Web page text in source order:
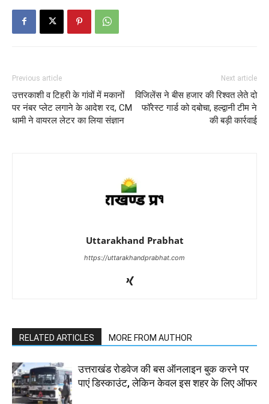
Previous article
उत्तरकाशी व टिहरी के गांवों में मकानों
पर नंबर प्लेट लगाने के आदेश रद, CM
धामी ने वायरल लेटर का लिया संज्ञान
Next article
विजिलेंस ने बीस हजार की रिश्वत लेते दो
फॉरेस्ट गार्ड को दबोचा, हल्द्वानी टीम ने
की बड़ी कार्रवाई
Uttarakhand Prabhat
https://uttarakhandprabhat.com
RELATED ARTICLES MORE FROM AUTHOR
उत्तराखंड रोडवेज की बस ऑनलाइन बुक करने पर
पाएं डिस्काउंट, लेकिन केवल इस शहर के लिए ऑफर